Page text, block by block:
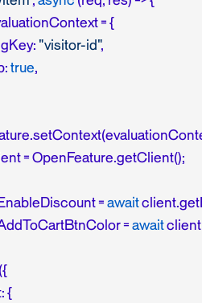
= {
"visitor-id",
true,
= OpenFeature.getClient();
= await
= await
{